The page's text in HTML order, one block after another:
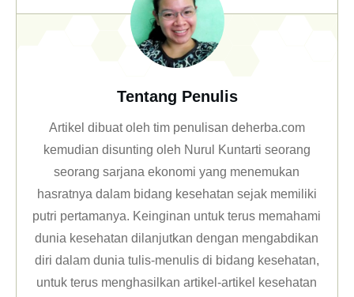
Tentang Penulis
Artikel dibuat oleh tim penulisan deherba.com
kemudian disunting oleh Nurul Kuntarti seorang
seorang sarjana ekonomi yang menemukan
hasratnya dalam bidang kesehatan sejak memiliki
putri pertamanya. Keinginan untuk terus memahami
dunia kesehatan dilanjutkan dengan mengabdikan
diri dalam dunia tulis-menulis di bidang kesehatan,
untuk terus menghasilkan artikel-artikel kesehatan